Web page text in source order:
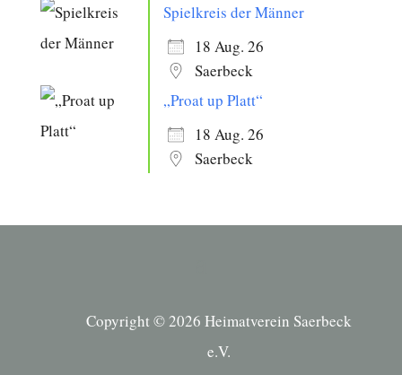
Spielkreis der Männer
18 Aug. 26
Saerbeck
„Proat up Platt“
18 Aug. 26
Saerbeck
Copyright © 2026 Heimatverein Saerbeck
e.V.